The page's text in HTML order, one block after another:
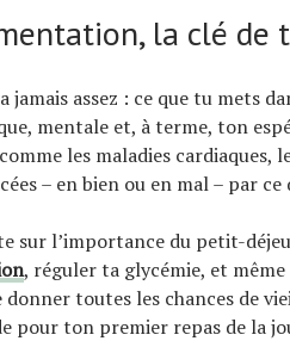
la clé de
jamais assez : ce que tu mets
mentale et, à terme, ton
les maladies cardiaques,
– en bien ou en mal – par ce
sur l’importance du petit-
, réguler ta glycémie, et
donner toutes les chances de
pour ton premier repas de la